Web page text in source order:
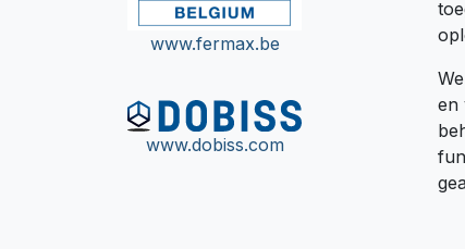
www.fermax.be
www.dobiss.com
en